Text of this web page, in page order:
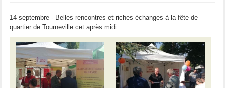
14 septembre - Belles rencontres et riches échanges à la fête de
quartier de Tourneville cet après midi...